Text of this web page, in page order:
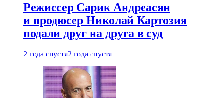
Режиссер Сарик Андреасян
и продюсер Николай Картозия
подали друг на друга в суд
2 года спустя2 года спустя